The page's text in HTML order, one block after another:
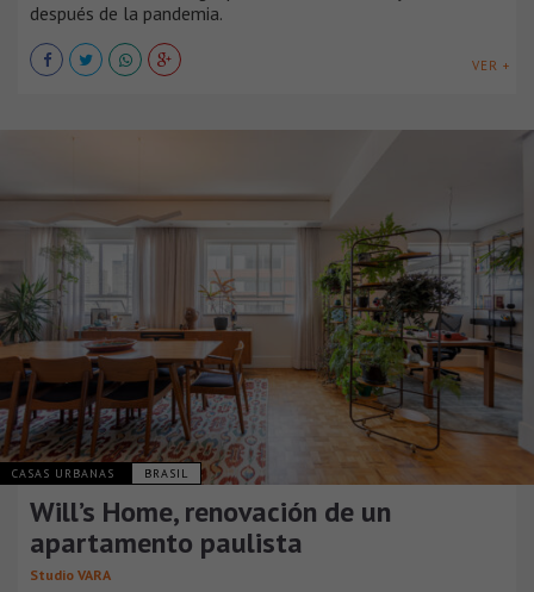
después de la pandemia.
VER +
CASAS URBANAS BRASIL
Will’s Home, renovación de un
apartamento paulista
Studio VARA